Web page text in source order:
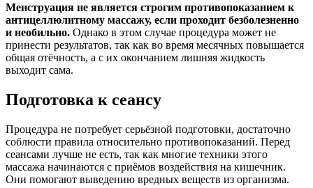
Менструация не является строгим противопоказанием к
антицеллюлитному массажу, если проходит безболезненно
и необильно. Однако в этом случае процедура может не
принести результатов, так как во время месячных повышается
общая отёчность, а с их окончанием лишняя жидкость
выходит сама.
Подготовка к сеансу
Процедура не потребует серьёзной подготовки, достаточно
соблюсти правила относительно противопоказаний. Перед
сеансами лучше не есть, так как многие техники этого
массажа начинаются с приёмов воздействия на кишечник.
Они помогают выведению вредных веществ из организма.